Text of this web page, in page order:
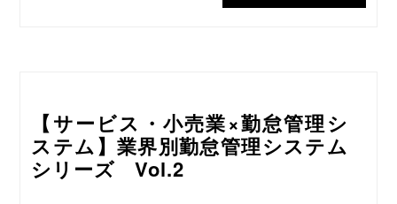
【サービス・小売業×勤怠管理シ
ステム】業界別勤怠管理システム
シリーズ Vol.2